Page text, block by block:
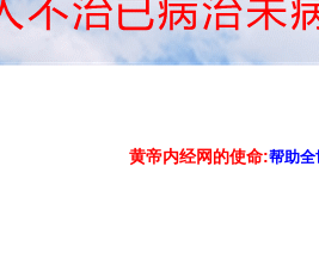
黄帝内经网的使命:帮助